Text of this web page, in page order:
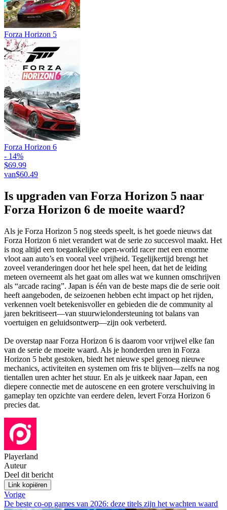
Forza Horizon 5
Forza Horizon 6
- 14%
$69.99
van$60.49
Is upgraden van Forza Horizon 5 naar
Forza Horizon 6 de moeite waard?
Als je Forza Horizon 5 nog steeds speelt, is het goede nieuws dat
Forza Horizon 6 niet verandert wat de serie zo succesvol maakt. Het
is nog altijd een toegankelijke open-world racer met een enorme
vloot aan auto’s en vooral veel vrijheid. Tegelijkertijd brengt het
zoveel veranderingen door het hele spel heen, dat het de leiding
meteen overneemt als het gaat om alles wat we kunnen omschrijven
als “arcade racing”. Japan is één van de beste maps die de serie ooit
heeft aangeboden, de seizoenen hebben echt impact op het rijden,
verkennen voelt betekenisvoller en gebieden die de community al
jaren bekritiseert—van stuurwielondersteuning tot balans van
voertuigen en geluidsontwerp—zijn ook verbeterd.
De overstap naar Forza Horizon 6 is daarom voor vrijwel elke fan
van de serie de moeite waard. Als je honderden uren in Forza
Horizon 5 hebt gestoken, biedt het nieuwe spel genoeg nieuwe
mechanics, activiteiten en systemen om fris te blijven—zelfs na nog
tientallen uren achter het stuur. En als je uitkeek naar Japan, een
diepere connectie met de autoscene en een grotere verschuiving in
gameplay ten opzichte van eerdere delen, levert Forza Horizon 6
precies dat.
Playerland
Auteur
Deel dit bericht
Link kopiëren
Vorige
De beste co-op games van 2026: deze titels zijn het wachten waard